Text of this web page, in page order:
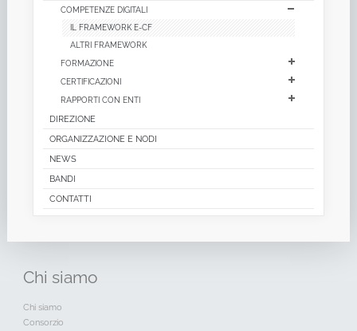
COMPETENZE DIGITALI
IL FRAMEWORK E-CF
ALTRI FRAMEWORK
FORMAZIONE
CERTIFICAZIONI
RAPPORTI CON ENTI
DIREZIONE
ORGANIZZAZIONE E NODI
NEWS
BANDI
CONTATTI
Chi siamo
Chi siamo
Consorzio